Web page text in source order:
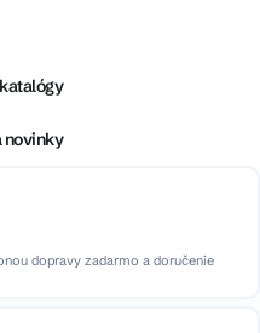
novinky
dopravy zadarmo a doručenie